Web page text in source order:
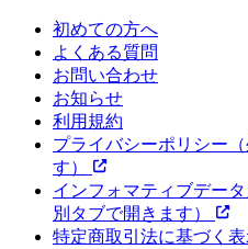
初めての方へ
よくある質問
お問い合わせ
お知らせ
利用規約
プライバシーポリシー
す）
インフォマティブデー
別タブで開きます）
特定商取引法に基づく